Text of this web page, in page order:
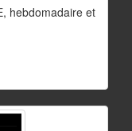
hebdomadaire et